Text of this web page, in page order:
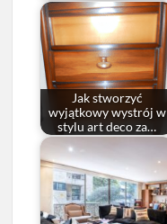
Jak stworzyć
wyjątkowy wystrój w
stylu art deco za…